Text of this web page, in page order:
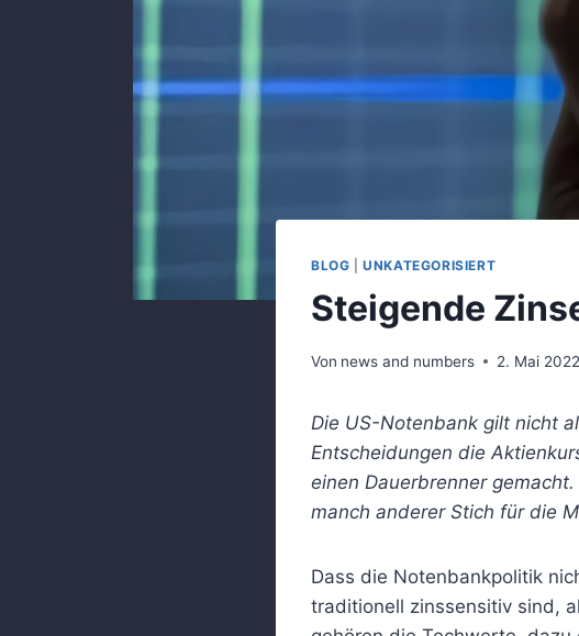
BLOG |UNKATEGORISIERT
Steigende
Von news and numbers 2. Mai 2022
Die US-Notenbank gilt nicht
Entscheidungen die
einen Dauerbrenner
manch anderer Stich für die
Dass die Notenbankpolitik
traditionell zinssensitiv sind,